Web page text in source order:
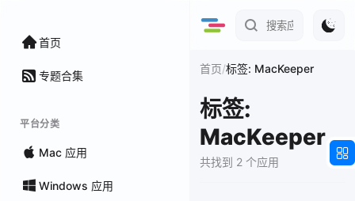
首页
专题合集
平台分类
Mac 应用
Windows 应用
首页/标签: MacKeeper
标签:
MacKeeper
共找到 2 个应用